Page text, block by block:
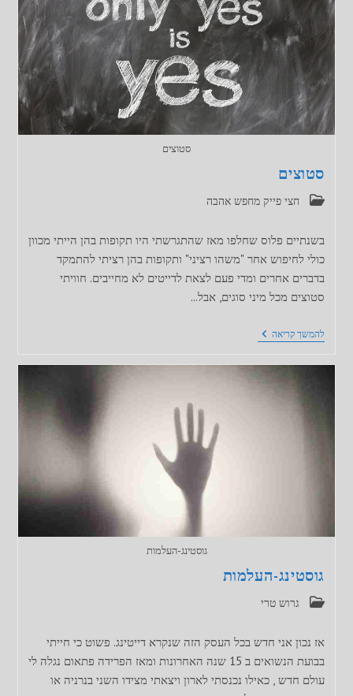
סטוצים
סטוצים
קטגוריה:חצי פייק מחפש אהבה
בשנתיים פלוס שחלפו מאז שהתגרשתי היו תקופות בהן הייתי מכוון
כולי לחיפוש אחר "משהו רציני" ותקופות בהן רציתי להתמקד
בדברים אחרים ומדי פעם לצאת לדייטים לא מחייבים. חוויתי
סטוצים מכל מיני סוגים, אבל...
להמשך קריאהסטוצים
גוסטינג-העלמות
גוסטינג-העלמות
קטגוריה:גרוש טרי
אז נכון אני חדש בכל העסק הזה שנקרא דייטינג. פשוט כי חייתי
בבועת הנשואים ב 15 שנה האחרונות ומאז הפרידה פתאום נגלה לי
עולם חדש , כאילו נכנסתי לארון ויצאתי מצידו השני בנרניה או